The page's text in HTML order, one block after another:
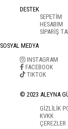
DESTEK
SEPETİM
HESABIM
SİPARİŞ
SOSYAL MEDYA
INSTAGRAM
FACEBOOK
TIKTOK
© 2023 ALEYNA
GİZLİLİK
KVKK
ÇEREZLER